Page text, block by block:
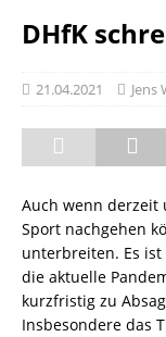
DHfK
21.04.2021 Jens
Auch wenn derzeit
Sport nachgehen
unterbreiten. Es
die aktuelle
kurzfristig zu
Insbesondere das